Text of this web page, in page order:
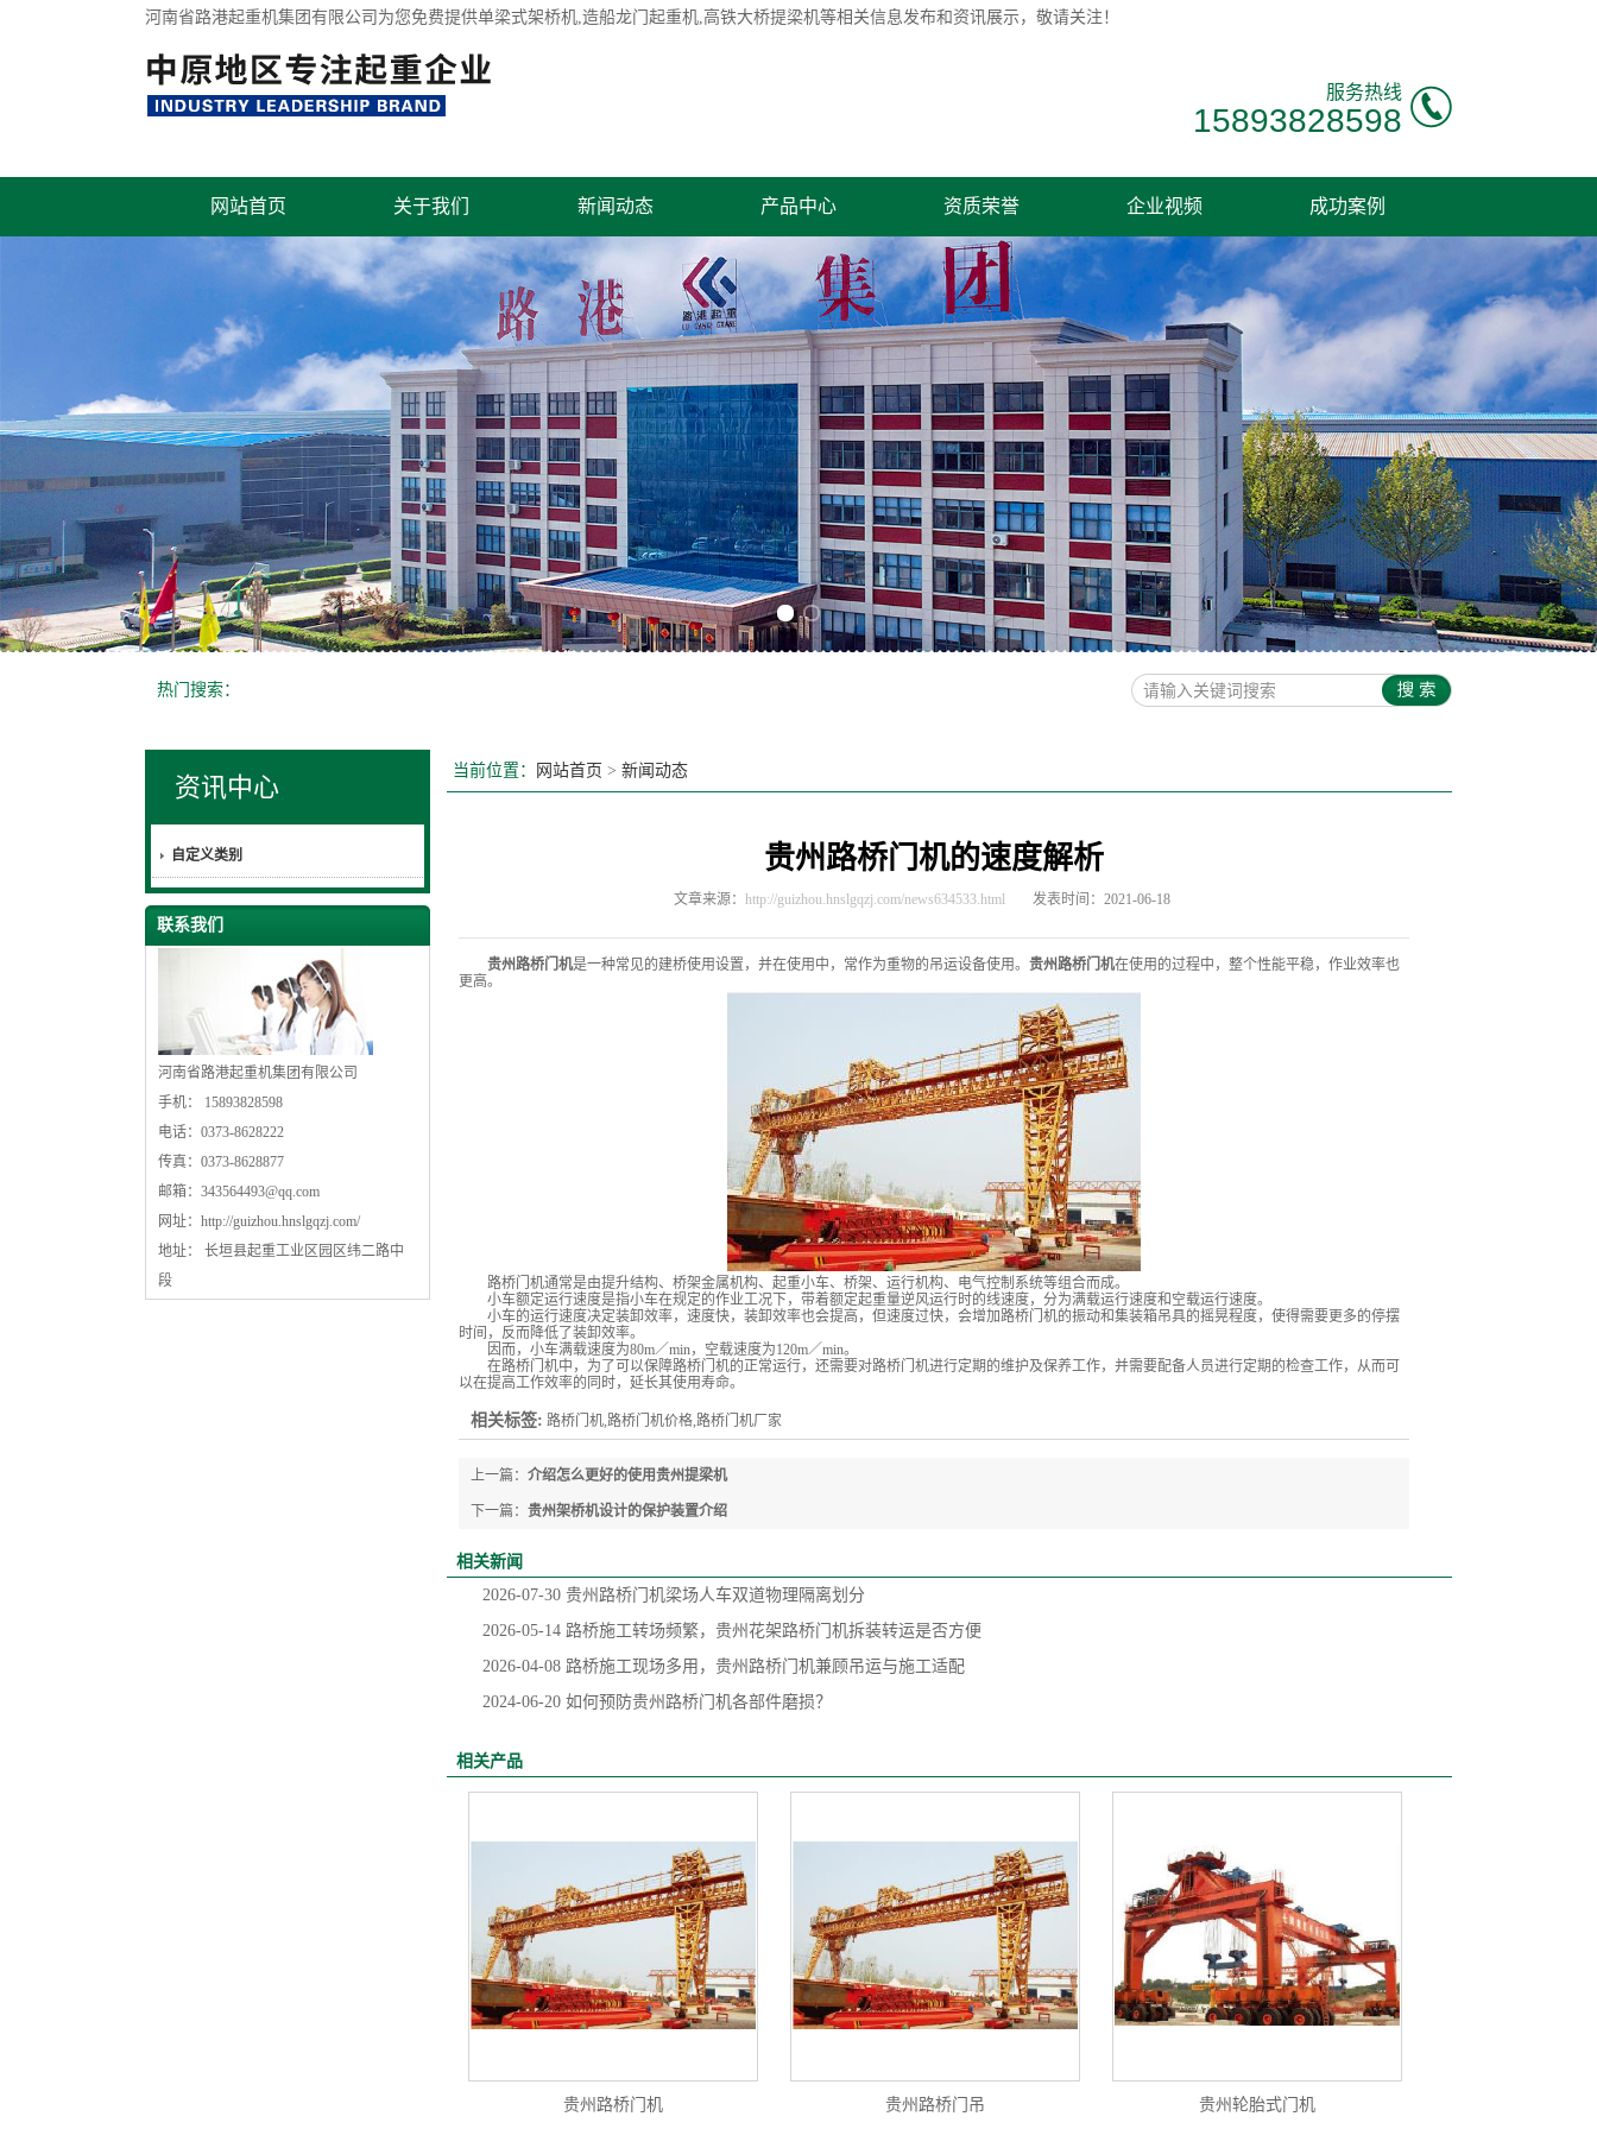
河南省路港起重机集团有限公司为您免费提供单梁式架桥机,造船龙门起重机,高铁大桥提梁机等相关信息发布和资讯展示，敬请关注！
服务热线
15893828598
网站首页 关于我们 新闻动态 产品中心 资质荣誉 企业视频 成功案例
联系我们
热门搜索：
资讯中心
自定义类别
联系我们
河南省路港起重机集团有限公司
手机： 15893828598
电话：0373-8628222
传真：0373-8628877
邮箱： 343564493@qq.com
网址： http://guizhou.hnslgqzj.com/
地址： 长垣县起重工业区园区纬二路中
段
当前位置： 网站首页 > 新闻动态
贵州路桥门机的速度解析
文章来源： http://guizhou.hnslgqzj.com/news634533.html 发表时间：2021-06-18
贵州路桥门机是一种常见的建桥使用设置，并在使用中，常作为重物的吊运设备使用。 贵州路桥门机在使用的过程中，整个性能平稳，作业效率也
更高。
路桥门机通常是由提升结构、桥架金属机构、起重小车、桥架、运行机构、电气控制系统等组合而成。
小车额定运行速度是指小车在规定的作业工况下，带着额定起重量逆风运行时的线速度，分为满载运行速度和空载运行速度。
小车的运行速度决定装卸效率，速度快，装卸效率也会提高，但速度过快，会增加路桥门机的振动和集装箱吊具的摇晃程度，使得需要更多的停摆
时间，反而降低了装卸效率。
因而，小车满载速度为80m／min，空载速度为120m／min。
在路桥门机中，为了可以保障路桥门机的正常运行，还需要对路桥门机进行定期的维护及保养工作，并需要配备人员进行定期的检查工作，从而可
以在提高工作效率的同时，延长其使用寿命。
相关标签: 路桥门机,路桥门机价格,路桥门机厂家
上一篇： 介绍怎么更好的使用贵州提梁机
下一篇： 贵州架桥机设计的保护装置介绍
相关新闻
2026-07-30 贵州路桥门机梁场人车双道物理隔离划分
2026-05-14 路桥施工转场频繁，贵州花架路桥门机拆装转运是否方便
2026-04-08 路桥施工现场多用，贵州路桥门机兼顾吊运与施工适配
2024-06-20 如何预防贵州路桥门机各部件磨损？
相关产品
贵州路桥门机 贵州路桥门吊 贵州轮胎式门机